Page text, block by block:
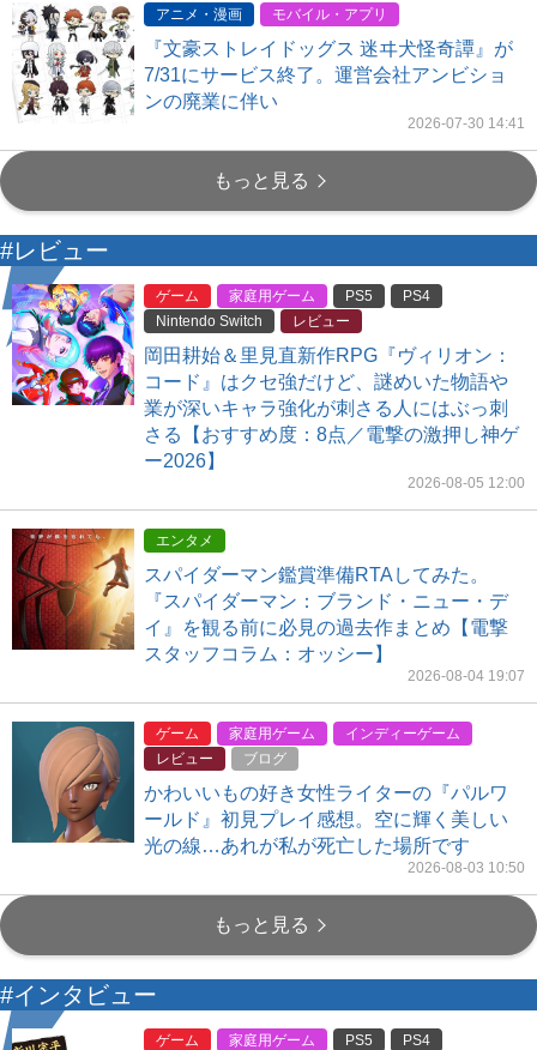
アニメ・漫画 モバイル・アプリ
『文豪ストレイドッグス 迷ヰ犬怪奇譚』が
7/31にサービス終了。運営会社アンビショ
ンの廃業に伴い
2026-07-30 14:41
もっと見る
#レビュー
ゲーム 家庭用ゲーム PS5
PS4
Nintendo Switch
レビュー
岡田耕始＆里見直新作RPG『ヴィリオン：
コード』はクセ強だけど、謎めいた物語や
業が深いキャラ強化が刺さる人にはぶっ刺
さる【おすすめ度：8点／電撃の激押し神ゲ
ー2026】
2026-08-05 12:00
エンタメ
スパイダーマン鑑賞準備RTAしてみた。
『スパイダーマン：ブランド・ニュー・デ
イ』を観る前に必見の過去作まとめ【電撃
スタッフコラム：オッシー】
2026-08-04 19:07
ゲーム 家庭用ゲーム
インディーゲーム
レビュー
ブログ
かわいいもの好き女性ライターの『パルワ
ールド』初見プレイ感想。空に輝く美しい
光の線…あれが私が死亡した場所です
2026-08-03 10:50
もっと見る
#インタビュー
ゲーム 家庭用ゲーム PS5
PS4